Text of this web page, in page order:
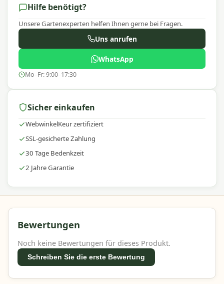
Hilfe benötigt?
Unsere Gartenexperten helfen Ihnen gerne bei Fragen.
Uns anrufen
WhatsApp
Mo–Fr: 9:00–17:30
Sicher einkaufen
WebwinkelKeur zertifiziert
SSL-gesicherte Zahlung
30 Tage Bedenkzeit
2 Jahre Garantie
Bewertungen
Noch keine Bewertungen für dieses Produkt.
Schreiben Sie die erste Bewertung